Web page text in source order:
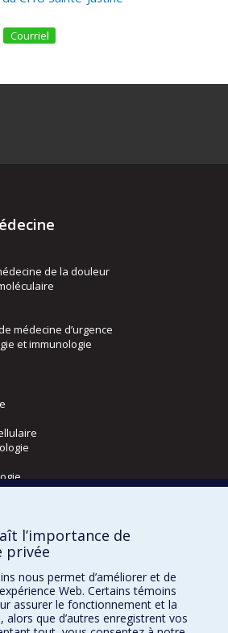
Courriel
de la douleur
médecine d’urgence
et immunologie
et médecine nucléaire
l’importance de
privée
nous permet d’améliorer et de
Web. Certains témoins
assurer le fonctionnement et la
alors que d’autres enregistrent vos